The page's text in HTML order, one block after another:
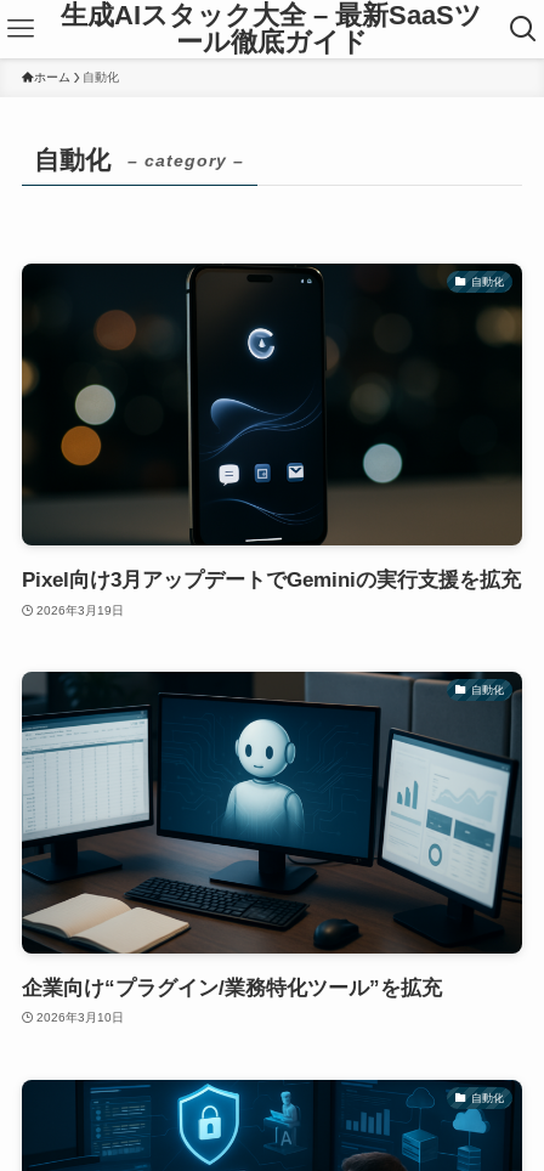
生成AIスタック大全 – 最新SaaSツ
ール徹底ガイド
ホーム 自動化
自動化 – category –
自動化
Pixel向け3月アップデートでGeminiの実行支援を拡充
2026年3月19日
自動化
企業向け“プラグイン/業務特化ツール”を拡充
2026年3月10日
自動化